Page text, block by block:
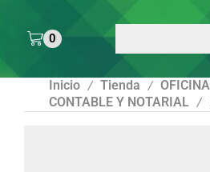
0
Inicio / Tienda / OFICINA
CONTABLE Y NOTARIAL /